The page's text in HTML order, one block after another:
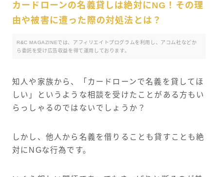
カードローンの名義貸しは絶対にNG！その理
由や被害に遭った際の対処法とは？
R&C MAGAZINEでは、アフィリエイトプログラムを利用し、アコム社などか
ら委託を受け広告収益を得て運用しております。
知人や家族から、「カードローンで名義を貸してほ
しい」というような相談を受けたことがある方もい
らっしゃるのではないでしょうか？
しかし、他人から名義を借りることも貸すことも絶
対にNGな行為です。